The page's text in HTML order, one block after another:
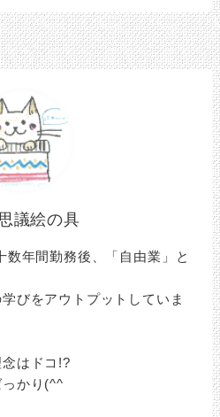
議絵の具
数年間勤務後、「自由業」と
びをアウトプットしていま
はドコ!?
かり(^^ゞ